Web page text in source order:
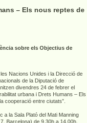
– Els nous reptes de
sobre els Objectius de
les Nacions Unides i la Direcció de
de la Diputació de
divendres 24 de febrer el
urbana i Drets Humans – Els
cooperació entre ciutats”.
a la Sala Plató del Mati Manning
Barcelona) de 9.30h a 14.00h.